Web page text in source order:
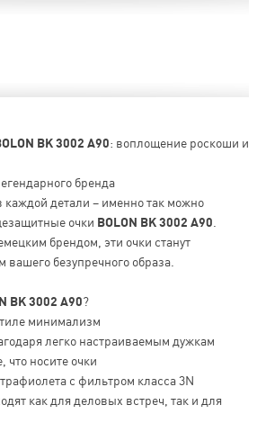
BK 3002 A90: воплощение роскоши и
бренда
каждой детали – именно так можно
очки BOLON BK 3002 A90
брендом, эти очки станут
безупречного образа.
BK 3002 A90?
минимализм
легко настраиваемым дужкам
что носите очки
с фильтром класса 3N
как для деловых встреч, так и для